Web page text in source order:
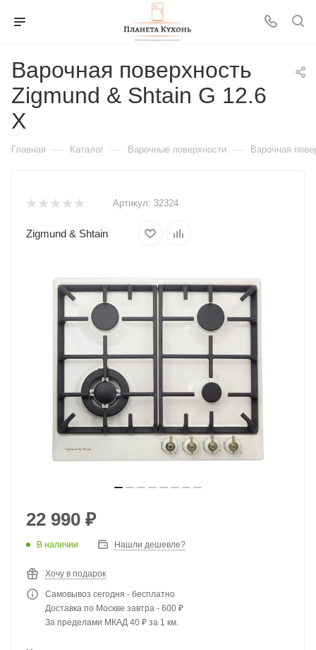
Варочная поверхность
Zigmund & Shtain G 12.6
X
Главная — Каталог — Варочные поверхности — Варочная
Артикул: 32324
Zigmund & Shtain
22 990 ₽
В наличии Нашли дешевле?
Хочу в подарок
Самовывоз сегодня - бесплатно
Доставка по Москве завтра - 600 ₽
За пределами МКАД 40 ₽ за 1 км.